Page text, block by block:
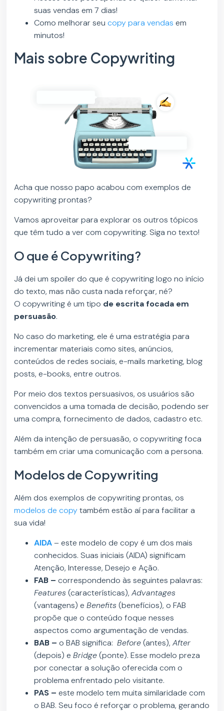
suas vendas em 7 dias!
Como melhorar seucopy para vendas em
minutos!
Mais sobre Copywriting
Acha que nosso papo acabou com exemplos de
copywriting prontas?
Vamos aproveitar para explorar os outros tópicos
que têm tudo a ver com copywriting. Siga no texto!
O que é Copywriting?
Já dei um spoiler do que é copywriting logo no início
do texto, mas não custa nada reforçar, né?
O copywriting é um tipo de escrita focada em
persuasão.
No caso do marketing, ele é uma estratégia para
incrementar materiais como sites, anúncios,
conteúdos de redes sociais, e-mails marketing, blog
posts, e-books, entre outros.
Por meio dos textos persuasivos, os usuários são
convencidos a uma tomada de decisão, podendo ser
uma compra, fornecimento de dados, cadastro etc.
Além da intenção de persuasão, o copywriting foca
também em criar uma comunicação com a persona.
Modelos de Copywriting
Além dos exemplos de copywriting prontas, os
modelos de copytambém estão aí para facilitar a
sua vida!
AIDA – este modelo de copy é um dos mais
conhecidos. Suas iniciais (AIDA) significam
Atenção, Interesse, Desejo e Ação.
FAB –correspondendo às seguintes palavras:
Features (características),Advantages
(vantagens) eBenefits (benefícios), o FAB
propõe que o conteúdo foque nesses
aspectos como argumentação de vendas.
BAB – o BAB significa:Before(antes),After
(depois) eBridge(ponte). Esse modelo preza
por conectar a solução oferecida com o
problema enfrentado pelo visitante.
PAS – este modelo tem muita similaridade com
o BAB. Seu foco é reforçar o problema, gerando